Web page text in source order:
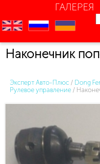
ГАЛЕРЕЯ
en ru uk
Наконечник
Эксперт Авто-Плюс / Dong
Рулевое управление /